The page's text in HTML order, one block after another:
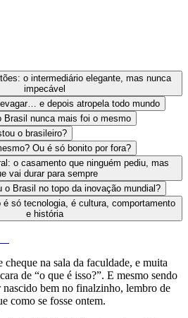
o intermediário elegante, mas nunca
impecável
e depois atropela todo mundo
Brasil nunca mais foi o mesmo
o brasileiro?
Ou é só bonito por fora?
o casamento que ninguém pediu, mas
vai durar para sempre
o Brasil no topo da inovação mundial?
só tecnologia, é cultura, comportamento
e história
cheque na sala da faculdade, e muita
de “o que é isso?”. E mesmo sendo
bem no finalzinho, lembro de
como se fosse ontem.